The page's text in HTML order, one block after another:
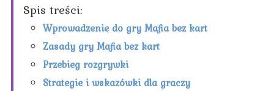
Spis treści:
Wprowadzenie do gry Mafia bez kart
Zasady gry Mafia bez kart
Przebieg rozgrywki
Strategie i wskazówki dla graczy